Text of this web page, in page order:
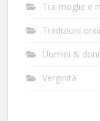
Tra moglie e
Tradizioni orali
Uomini &
Verginità